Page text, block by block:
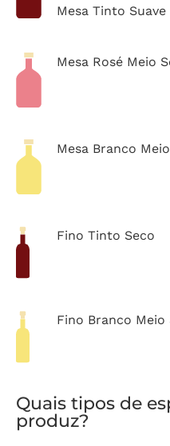
Mesa Tinto Suave
Mesa Rosé Meio
Mesa Branco
Fino Tinto Seco
Fino Branco Meio
Quais tipos de
produz?